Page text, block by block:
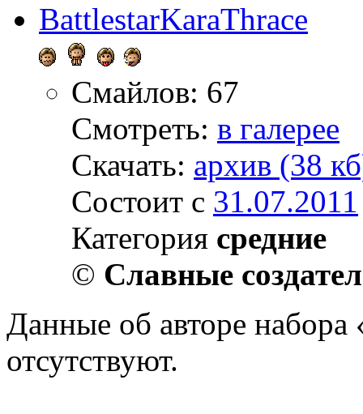
BattlestarKaraThrace
Смайлов: 67
Смотреть: в галерее
Скачать: архив (38
Состоит с 31.07.2011
Категория средние
© Славные
Данные об авторе набора
отсутствуют.